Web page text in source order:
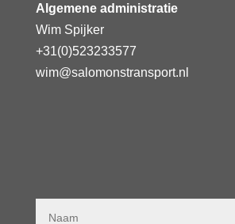
Algemene administratie
Wim Spijker
+31(0)523233577
wim@salomonstransport.nl